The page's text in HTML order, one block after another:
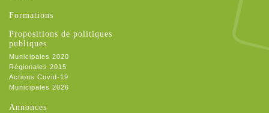
Formations
Propositions de politiques
publiques
Municipales 2020
Régionales 2015
Actions Covid-19
Municipales 2026
Annonces